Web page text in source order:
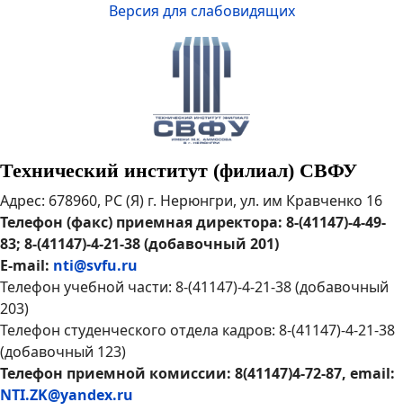
Версия для слабовидящих
Технический институт (филиал) СВФУ
Адрес: 678960, РС (Я) г. Нерюнгри, ул. им Кравченко 16
Телефон (факс) приемная директора: 8-(41147)-4-49-
83; 8-(41147)-4-21-38 (добавочный 201)
E-mail: nti@svfu.ru
Телефон учебной части: 8-(41147)-4-21-38 (добавочный
203)
Телефон студенческого отдела кадров: 8-(41147)-4-21-38
(добавочный 123)
Телефон приемной комиссии: 8(41147)4-72-87, email:
NTI.ZK@yandex.ru